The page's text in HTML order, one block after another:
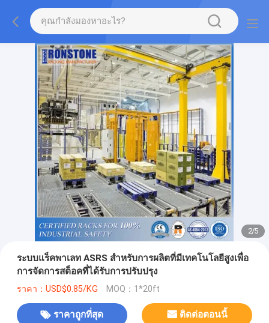
2/5
ระบบแร็คพาเลท ASRS สำหรับการผลิตที่มีเทคโนโลยีสูงเพื่อ
การจัดการสต็อคที่ได้รับการปรับปรุง
ราคา：USD$0.85/KG MOQ：1*20ft
ราคาถูกที่สุด ติดต่อตอนนี้